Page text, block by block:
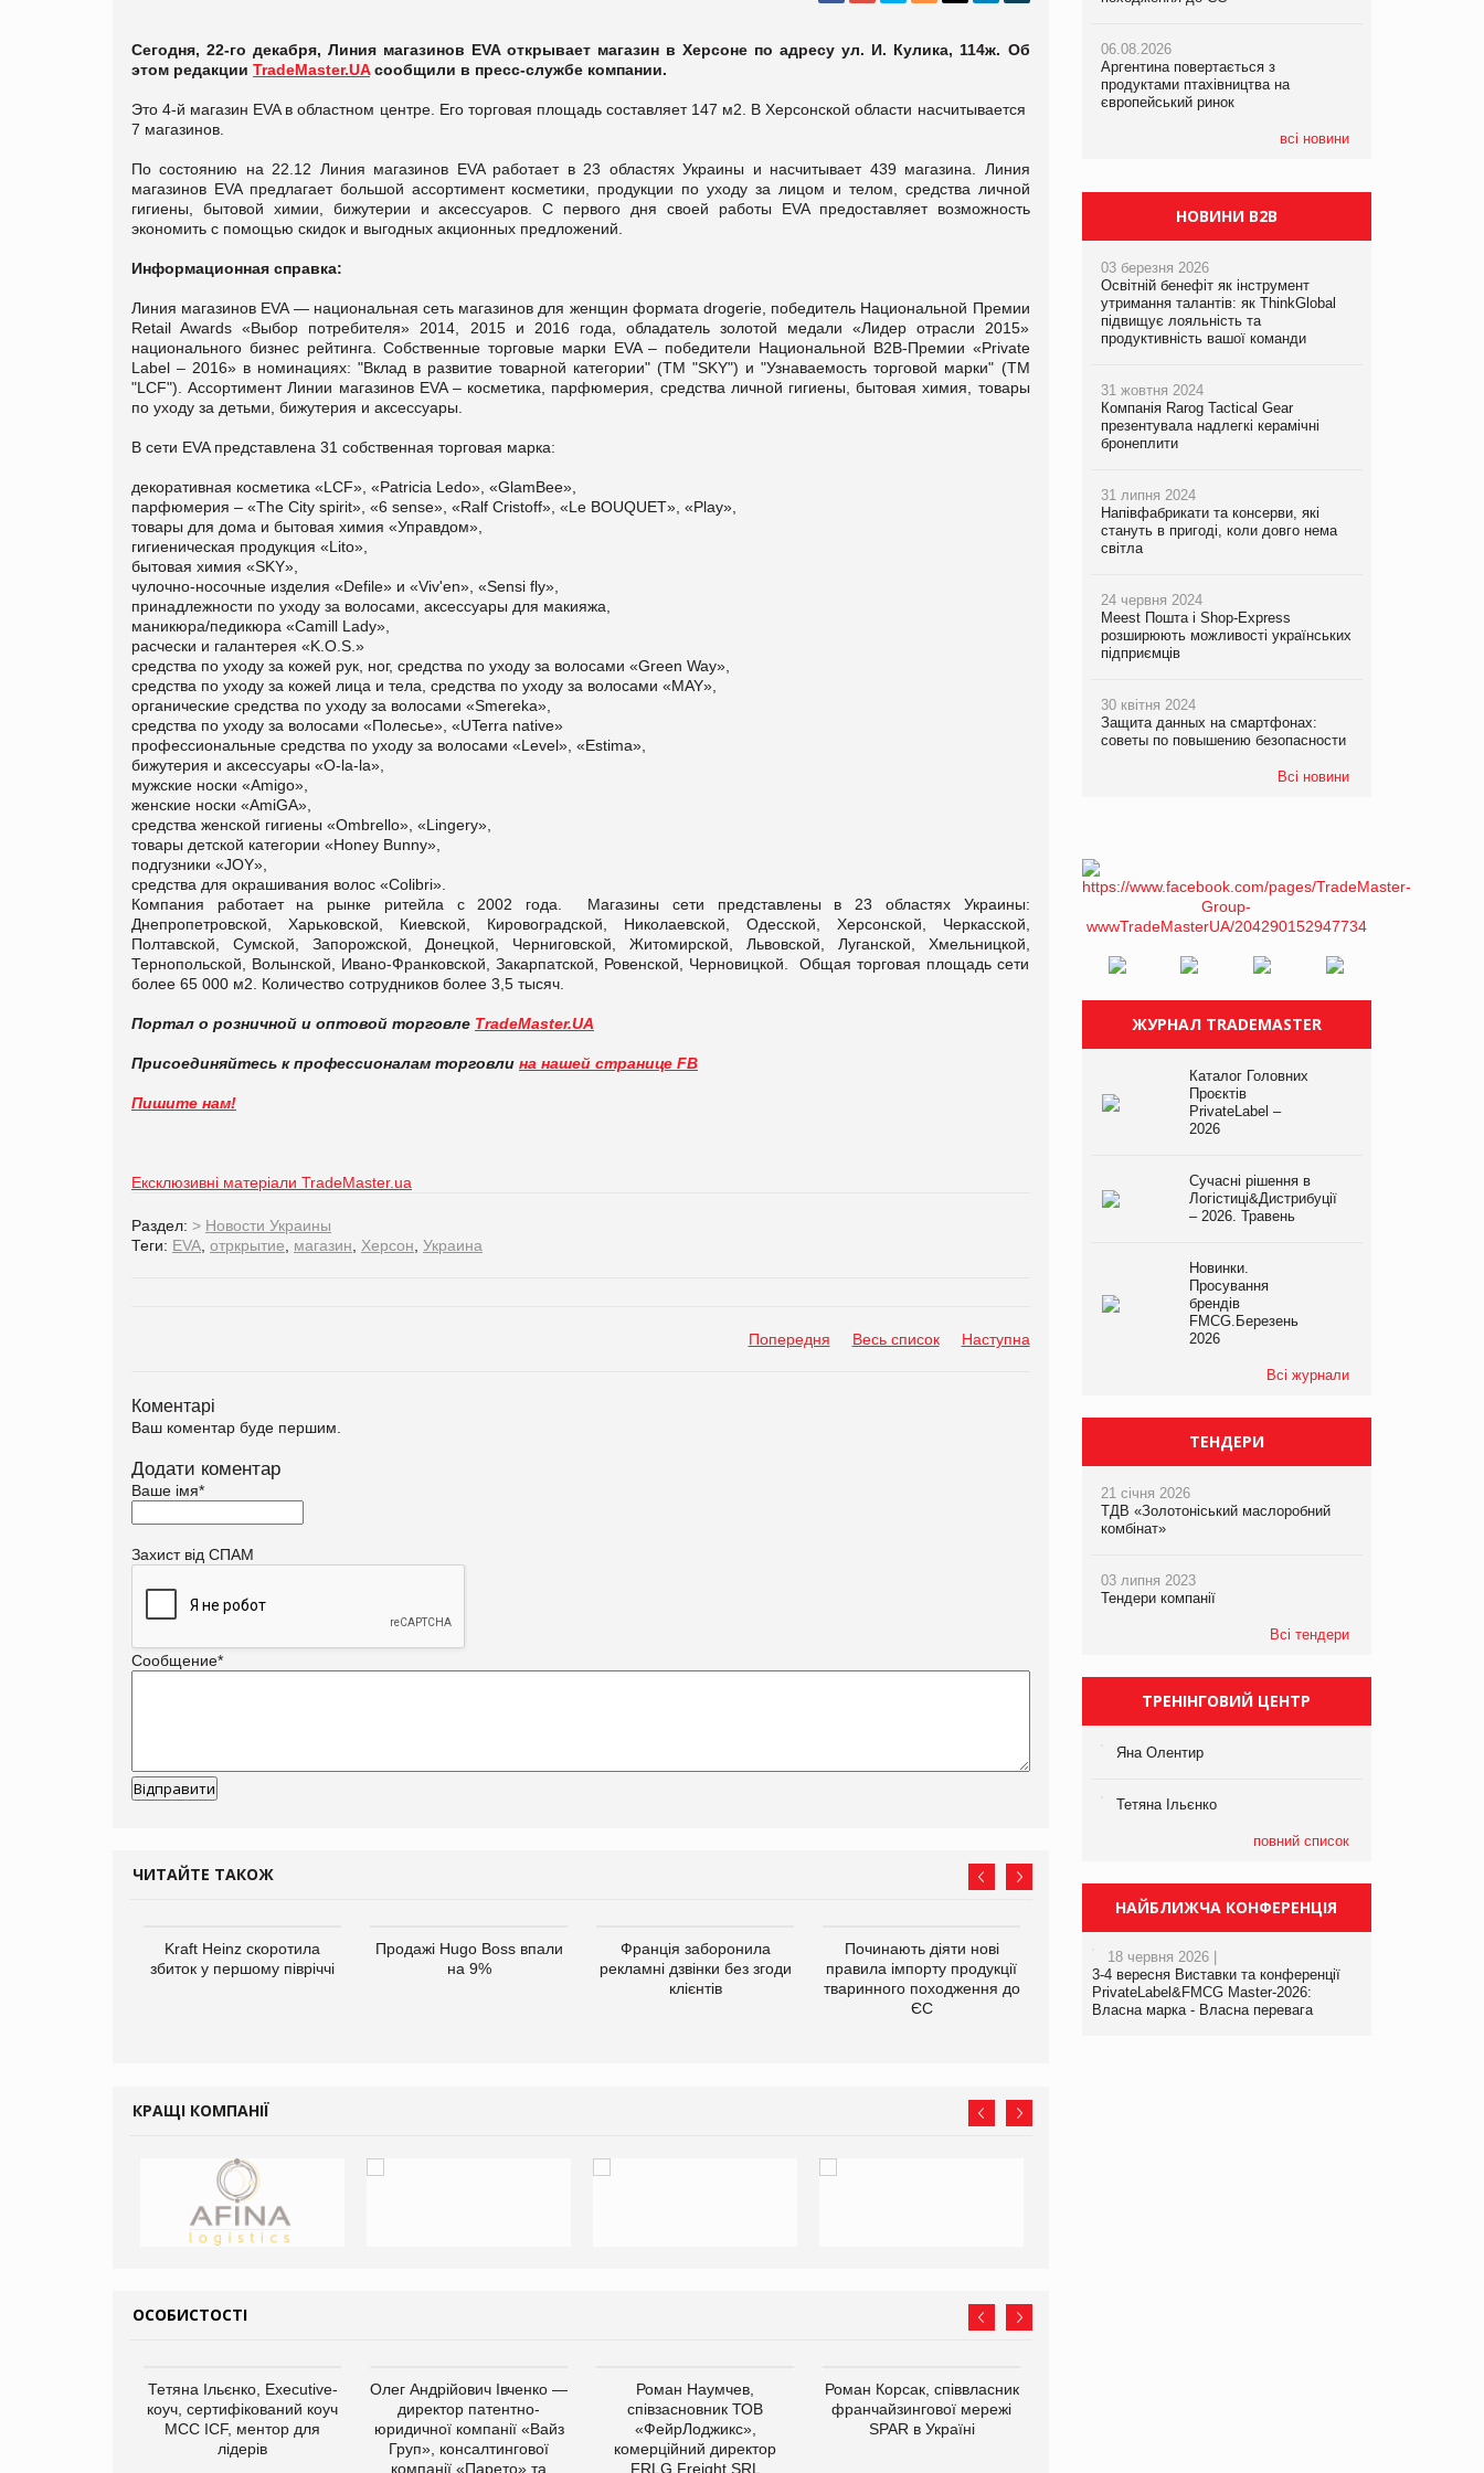
Сегодня, 22-го декабря, Линия магазинов EVA открывает магазин в Херсоне по адресу ул. И. Кулика, 114ж. Об
этом редакции TradeMaster.UAсообщили в пресс-службе компании.
Это 4-й магазин EVA в областном центре. Его торговая площадь составляет 147 м2. В Херсонской области насчитывается
7 магазинов.
По состоянию на 22.12 Линия магазинов EVA работает в 23 областях Украины и насчитывает 439 магазина. Линия
магазинов EVA предлагает большой ассортимент косметики, продукции по уходу за лицом и телом, средства личной
гигиены, бытовой химии, бижутерии и аксессуаров. С первого дня своей работы EVA предоставляет возможность
экономить с помощью скидок и выгодных акционных предложений.
Информационная справка:
Линия магазинов EVA — национальная сеть магазинов для женщин формата drogerie, победитель Национальной Премии
Retail Awards «Выбор потребителя» 2014, 2015 и 2016 года, обладатель золотой медали «Лидер отрасли 2015»
национального бизнес рейтинга. Собственные торговые марки EVA – победители Национальной В2В-Премии «Private
Label – 2016» в номинациях: "Вклад в развитие товарной категории" (ТМ "SKY") и "Узнаваемость торговой марки" (ТМ
"LCF"). Ассортимент Линии магазинов EVA – косметика, парфюмерия, средства личной гигиены, бытовая химия, товары
по уходу за детьми, бижутерия и аксессуары.
В сети EVA представлена 31 собственная торговая марка:
декоративная косметика «LCF», «Patricia Ledo», «GlamBee»,
парфюмерия – «The Сity spirit», «6 sense», «Ralf Cristoff», «Le BOUQUET», «Play»,
товары для дома и бытовая химия «Управдом»,
гигиеническая продукция «Lito»,
бытовая химия «SKY»,
чулочно-носочные изделия «Defile» и «Viv'en», «Sensi fly»,
принадлежности по уходу за волосами, аксессуары для макияжа,
маникюра/педикюра «Camill Lady»,
расчески и галантерея «K.O.S.»
средства по уходу за кожей рук, ног, средства по уходу за волосами «Green Way»,
средства по уходу за кожей лица и тела, средства по уходу за волосами «MAY»,
органические средства по уходу за волосами «Smereka»,
средства по уходу за волосами «Полесье», «UTerra native»
профессиональные средства по уходу за волосами «Level», «Estima»,
бижутерия и аксессуары «O-la-la»,
мужские носки «Amigo»,
женские носки «AmiGA»,
средства женской гигиены «Ombrello», «Lingery»,
товары детской категории «Honey Bunny»,
подгузники «JOY»,
средства для окрашивания волос «Colibri».
Компания работает на рынке ритейла с 2002 года. Магазины сети представлены в 23 областях Украины:
Днепропетровской, Харьковской, Киевской, Кировоградской, Николаевской, Одесской, Херсонской, Черкасской,
Полтавской, Сумской, Запорожской, Донецкой, Черниговской, Житомирской, Львовской, Луганской, Хмельницкой,
Тернопольской, Волынской, Ивано-Франковской, Закарпатской, Ровенской, Черновицкой. Общая торговая площадь сети
более 65 000 м2. Количество сотрудников более 3,5 тысяч.
Портал о розничной и оптовой торговле TradeMaster.UA
Присоединяйтесь к профессионалам торговли на нашей странице FB
Пишите нам!
Ексклюзивні матеріали TradeMaster.ua
Раздел: > Новости Украины
Теги: EVA отркрытие магазин Херсон Украина
Попередня Весь список Наступна
Коментарі
Ваш коментар буде першим.
Додати коментар
Ваше імя*
Захист від СПАМ
Сообщение*
ЧИТАЙТЕ ТАКОЖ
Kraft Heinz скоротила
збиток у першому півріччі
Продажі Hugo Boss впали
на 9%
Франція заборонила
рекламні дзвінки без згоди
клієнтів
Починають діяти нові
правила імпорту продукції
тваринного походження до
ЄС
Аргентина повертається з
продуктами птахівництва
на європейський ринок
світових цін на
продовольство
КРАЩІ КОМПАНІЇ
ОСОБИСТОСТІ
Тетяна Ільєнко, Executive-
коуч, сертифікований коуч
МСС ICF, ментор для
лідерів
Олег Андрійович Івченко —
директор патентно-
юридичної компанії «Вайз
Груп», консалтингової
компанії «Парето» та
Роман Наумчев,
співзасновник ТОВ
«ФейрЛоджикс»,
комерційний директор
FRLG Freight SRL
Роман Корсак, співвласник
франчайзингової мережі
SPAR в Україні
06.08.2026
Аргентина повертається з
продуктами птахівництва на
європейський ринок
всі новини
05.08.2026
Смачне поповнення дитячого меню:
у VARUS з’явилися новинки від ТМ
ТОКЕРИ
хлібобулочні вироби на
PrivateLabel&FMCG Master 2026
06.08.2026
Аргентина повертається з
продуктами птахівництва на
європейський ринок
НОВИНИ B2B
03 березня 2026
Освітній бенефіт як інструмент
утримання талантів: як ThinkGlobal
підвищує лояльність та
продуктивність вашої команди
31 жовтня 2024
Компанія Rarog Tactical Gear
презентувала надлегкі керамічні
бронеплити
31 липня 2024
Напівфабрикати та консерви, які
стануть в пригоді, коли довго нема
світла
24 червня 2024
Meest Пошта і Shop-Express
розширюють можливості українських
підприємців
30 квітня 2024
Защита данных на смартфонах:
советы по повышению безопасности
Всі новини
ЖУРНАЛ TRADEMASTER
Каталог Головних
Проєктів
PrivateLabel –
2026
Сучасні рішення в
Логістиці&Дистрибуції
– 2026. Травень
Новинки.
Просування
брендів
FMCG.Березень
2026
Всі журнали
ТЕНДЕРИ
21 січня 2026
ТДВ «Золотоніський маслоробний
комбінат»
03 липня 2023
Тендери компанії
Всі тендери
ТРЕНІНГОВИЙ ЦЕНТР
Яна Олентир
Тетяна Ільєнко
повний список
НАЙБЛИЖЧА КОНФЕРЕНЦІЯ
18 червня 2026 |
3-4 вересня Виставки та конференції
PrivateLabel&FMCG Master-2026:
Власна марка - Власна перевага